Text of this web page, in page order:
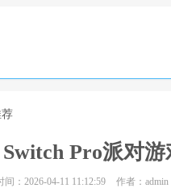
Switch Pro派对游
间：2026-04-11 11:12:59 作者：admin